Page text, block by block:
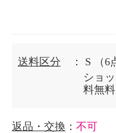
送料区分 ： S
（
ショ
料無
返品・交換 ： 不可